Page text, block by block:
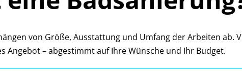
von Größe, Ausstattung und Umfang der Arbeiten
Angebot – abgestimmt auf Ihre Wünsche und Ihr Budget.